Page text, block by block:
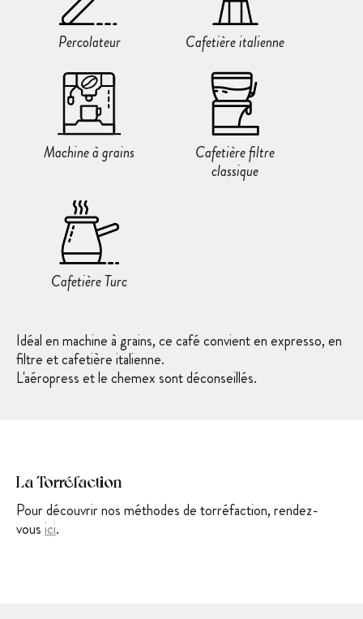
Percolateur Cafetière italienne
Machine à grains
Cafetière filtre
classique
Cafetière Turc
Idéal en machine à grains, ce café convient en expresso, en
filtre et cafetière italienne.
L'aéropress et le chemex sont déconseillés.
La Torréfaction
Pour découvrir nos méthodes de torréfaction, rendez-
vousici.